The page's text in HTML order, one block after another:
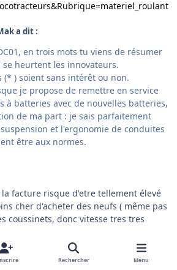
a dit :
en trois mots tu viens de résumer
heurtent les innovateurs.
(* ) soient sans intérêt ou non.
je propose de remettre en service
à batteries avec de nouvelles batteries,
de ma part : je sais parfaitement
et l'ergonomie de conduites
être aux normes.
facture risque d'etre tellement élevé
cher d'acheter des neufs ( même pas
coussinets, donc vitesse tres tres
Rechercher Menu